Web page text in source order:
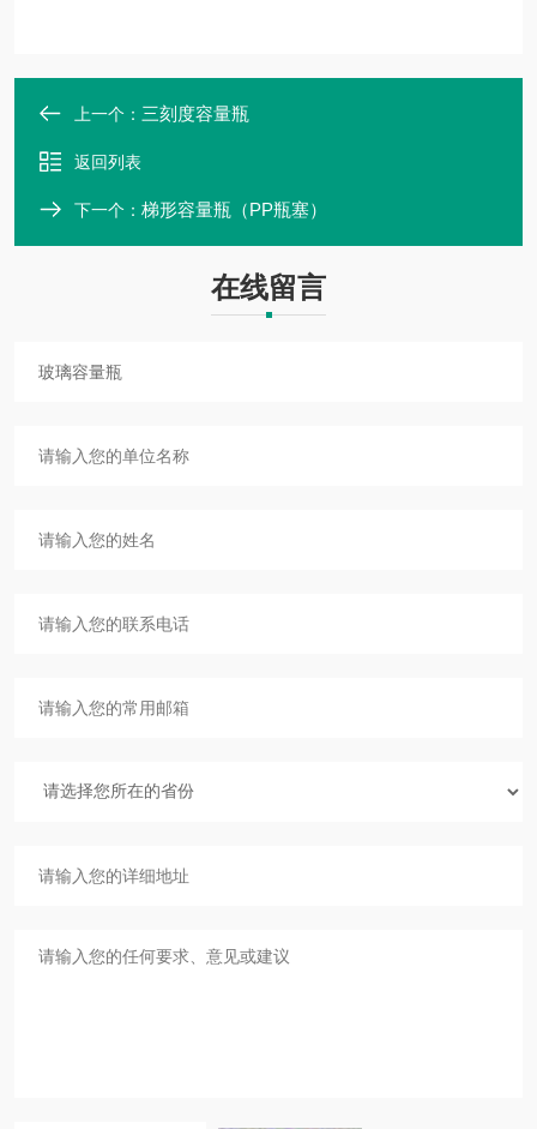
上一个： 三刻度容量瓶
返回列表
下一个： 梯形容量瓶（PP瓶塞）
在线留言